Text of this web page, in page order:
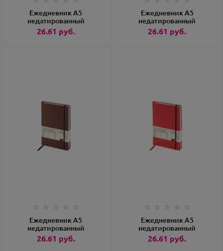
Ежедневник А5
недатированный
«Megapolis Velvet»
белый
26.61 руб.
Ежедневник А5
недатированный
«Megapolis Velvet»
бордовый
26.61 руб.
Ежедневник А5
недатированный
«Megapolis Velvet»
коричневый
26.61 руб.
Ежедневник А5
недатированный
«Megapolis Velvet»
красный
26.61 руб.